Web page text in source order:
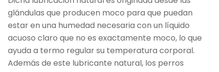
glándulas que producen moco para que puedan
estar en una humedad necesaria con un líquido
acuoso claro que no es exactamente moco, lo que
ayuda a termo regular su temperatura corporal.
Además de este lubricante natural, los perros